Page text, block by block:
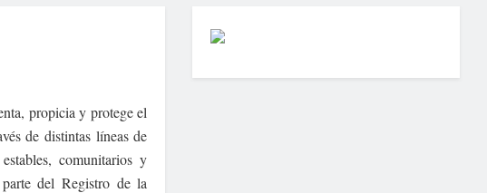
propicia y protege el
de distintas líneas de
comunitarios y
del Registro de la